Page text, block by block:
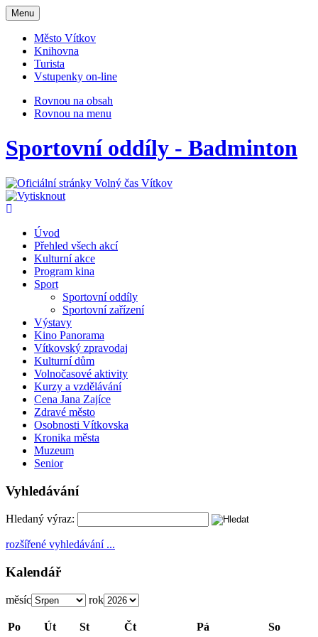
Otevřit
navigaci
Menu
Město Vítkov
Knihovna
Turista
Vstupenky on-line
Rovnou na obsah
Rovnou na menu
Sportovní oddíly - Badminton
Úvod
Přehled všech akcí
Kulturní akce
Program kina
Sport
Sportovní oddíly
Sportovní zařízení
Výstavy
Kino Panorama
Vítkovský zpravodaj
Kulturní dům
Volnočasové aktivity
Kurzy a vzdělávání
Cena Jana Zajíce
Zdravé město
Osobnosti Vítkovska
Kronika města
Muzeum
Senior
Vyhledávání
Hledaný výraz:
rozšířené vyhledávání ...
Kalendář
měsíc rok
Po Út St Čt Pá So